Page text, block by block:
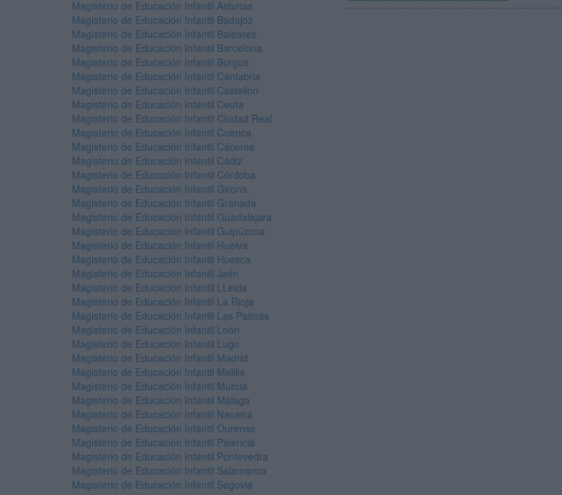
Magisterio de Educación Infantil Asturias
Magisterio de Educación Infantil Badajoz
Magisterio de Educación Infantil Baleares
Magisterio de Educación Infantil Barcelona
Magisterio de Educación Infantil Burgos
Magisterio de Educación Infantil Cantabria
Magisterio de Educación Infantil Castellón
Magisterio de Educación Infantil Ceuta
Magisterio de Educación Infantil Ciudad Real
Magisterio de Educación Infantil Cuenca
Magisterio de Educación Infantil Cáceres
Magisterio de Educación Infantil Cádiz
Magisterio de Educación Infantil Córdoba
Magisterio de Educación Infantil Girona
Magisterio de Educación Infantil Granada
Magisterio de Educación Infantil Guadalajara
Magisterio de Educación Infantil Guipúzcoa
Magisterio de Educación Infantil Huelva
Magisterio de Educación Infantil Huesca
Magisterio de Educación Infantil Jaén
Magisterio de Educación Infantil LLeida
Magisterio de Educación Infantil La Rioja
Magisterio de Educación Infantil Las Palmas
Magisterio de Educación Infantil León
Magisterio de Educación Infantil Lugo
Magisterio de Educación Infantil Madrid
Magisterio de Educación Infantil Melilla
Magisterio de Educación Infantil Murcia
Magisterio de Educación Infantil Málaga
Magisterio de Educación Infantil Navarra
Magisterio de Educación Infantil Ourense
Magisterio de Educación Infantil Palencia
Magisterio de Educación Infantil Pontevedra
Magisterio de Educación Infantil Salamanca
Magisterio de Educación Infantil Segovia